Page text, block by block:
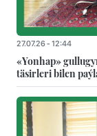
27.07.26 - 12:44
«Yonhap»
täsirleri bilen